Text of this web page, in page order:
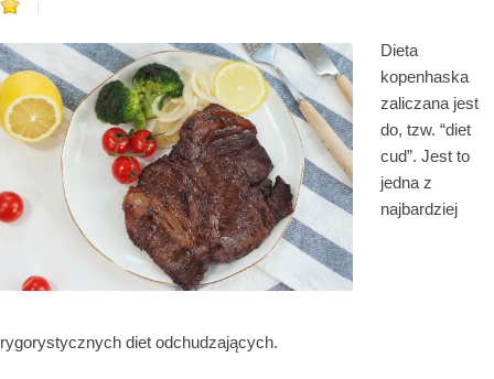
|
Dieta
kopenhaska
zaliczana jest
do, tzw. “diet
cud”. Jest to
jedna z
najbardziej
rygorystycznych diet odchudzających.